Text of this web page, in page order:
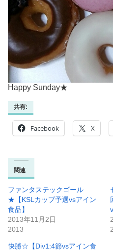
Happy Sunday★
共有:
Facebook X
関連
ファンタステックゴール
★【KSLカップ予選vsアイン
食品】
2013年11月2日
2013
快勝☆【Div1:4節vsアイン食